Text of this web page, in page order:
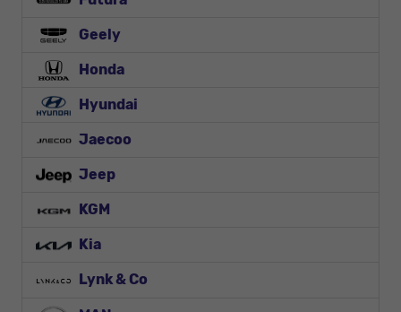
Geely
Honda
Hyundai
Jaecoo
Jeep
KGM
Kia
Lynk & Co